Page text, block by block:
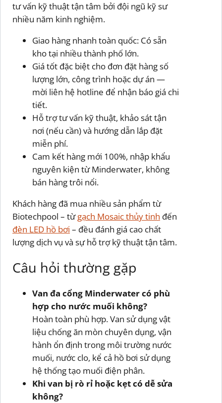
tư vấn kỹ thuật tận tâm bởi đội ngũ kỹ sư
nhiều năm kinh nghiệm.
Giao hàng nhanh toàn quốc: Có sẵn
kho tại nhiều thành phố lớn.
Giá tốt đặc biệt cho đơn đặt hàng số
lượng lớn, công trình hoặc dự án —
mời liên hệ hotline để nhận báo giá chi
tiết.
Hỗ trợ tư vấn kỹ thuật, khảo sát tận
nơi (nếu cần) và hướng dẫn lắp đặt
miễn phí.
Cam kết hàng mới 100%, nhập khẩu
nguyên kiện từ Minderwater, không
bán hàng trôi nổi.
Khách hàng đã mua nhiều sản phẩm từ
Biotechpool – từgạch Mosaic thủy tinh đến
đèn LED hồ bơi – đều đánh giá cao chất
lượng dịch vụ và sự hỗ trợ kỹ thuật tận tâm.
Câu hỏi thường gặp
Van đa cổng Minderwater có phù
hợp cho nước muối không?
Hoàn toàn phù hợp. Van sử dụng vật
liệu chống ăn mòn chuyên dụng, vận
hành ổn định trong môi trường nước
muối, nước clo, kể cả hồ bơi sử dụng
hệ thống tạo muối điện phân.
Khi van bị rò rỉ hoặc kẹt có dễ sửa
không?